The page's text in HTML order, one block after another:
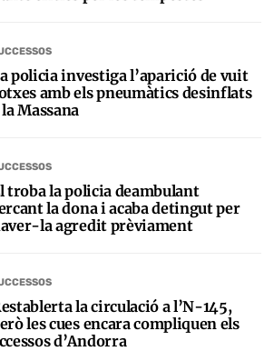
policia investiga l’aparició de vuit
amb els pneumàtics desinflats
la Massana
troba la policia deambulant
la dona i acaba detingut per
la agredit prèviament
la circulació a l’N-145,
les cues encara compliquen els
d’Andorra